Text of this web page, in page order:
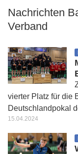
Nachrichten
Verband
vierter Platz für die
Deutschlandpokal
15.04.2024